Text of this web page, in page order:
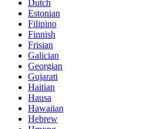
Dutch
Estonian
Filipino
Finnish
Frisian
Galician
Georgian
Gujarati
Haitian
Hausa
Hawaiian
Hebrew